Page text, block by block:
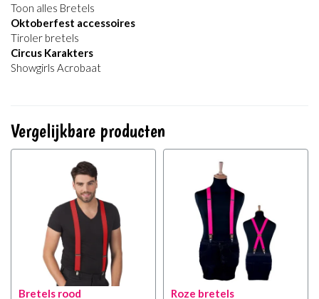
Toon alles Bretels
Oktoberfest accessoires
Tiroler bretels
Circus Karakters
Showgirls Acrobaat
Vergelijkbare producten
Bretels rood Roze bretels